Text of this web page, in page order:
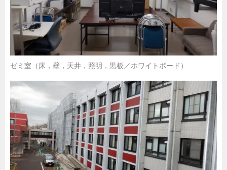
ゼミ室（床，壁，天井，照明，黒板／ホワイトボード）